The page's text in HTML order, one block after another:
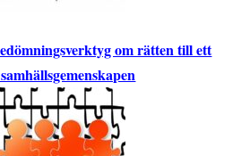
om rätten till ett